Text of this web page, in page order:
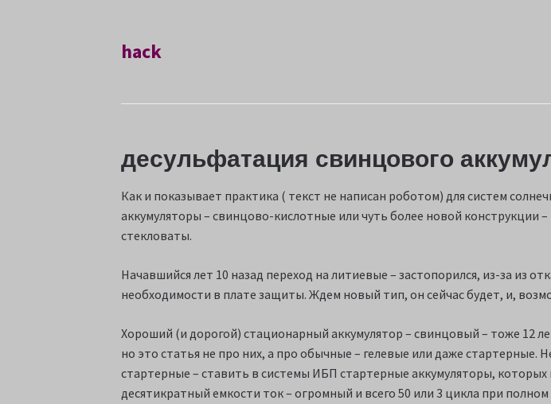
hack
десульфатация свинцового
Как и показывает практика ( текст не написан роботом) для систем
аккумуляторы – свинцово-кислотные или чуть более новой конструкции
стекловаты.
Начавшийся лет 10 назад переход на литиевые – застопорился, из-за из
необходимости в плате защиты. Ждем новый тип, он сейчас будет, и,
Хороший (и дорогой) стационарный аккумулятор – свинцовый – тоже 12
но это статья не про них, а про обычные – гелевые или даже
стартерные – ставить в системы ИБП стартерные аккумуляторы,
десятикратный емкости ток – огромный и всего 50 или 3 цикла при